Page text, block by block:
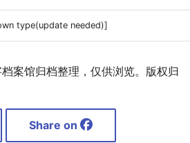
type(update needed)]
案馆归档整理，仅供浏览。版权归
Share on